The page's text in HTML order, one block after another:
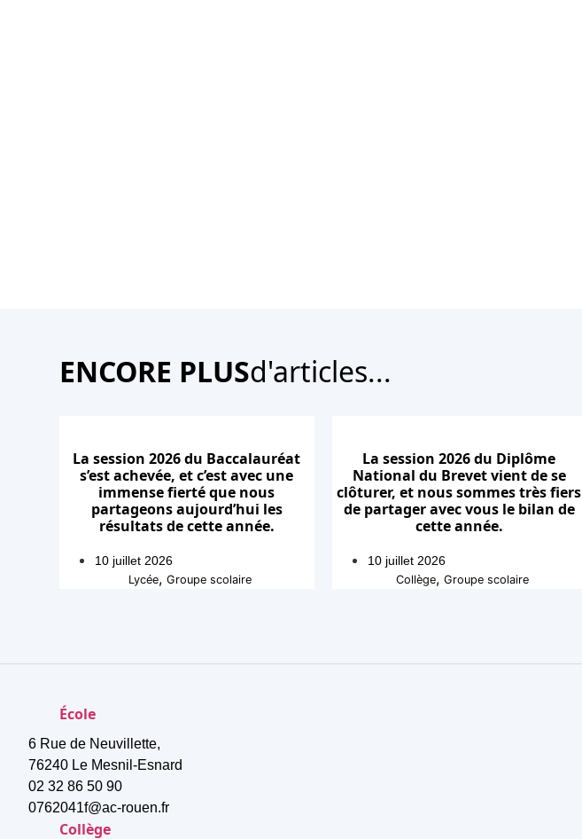
ENCORE PLUSd'articles...
La session 2026 du Baccalauréat
s’est achevée, et c’est avec une
immense fierté que nous
partageons aujourd’hui les
résultats de cette année.
10 juillet 2026
Lycée, Groupe scolaire
La session 2026 du Diplôme
National du Brevet vient de se
clôturer, et nous sommes très fiers
de partager avec vous le bilan de
cette année.
10 juillet 2026
Collège, Groupe scolaire
École
6 Rue de Neuvillette,
76240 Le Mesnil-Esnard
02 32 86 50 90
0762041f@ac-rouen.fr
Collège